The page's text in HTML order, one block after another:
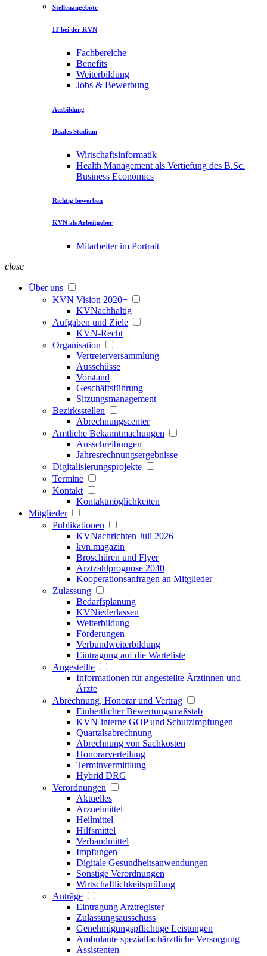
Stellenangebote
IT bei der KVN
Fachbereiche
Benefits
Weiterbildung
Jobs & Bewerbung
Ausbildung
Duales Studium
Wirtschaftsinformatik
Health Management als Vertiefung des B.Sc.
Business Economics
Richtig bewerben
KVN als Arbeitgeber
Mitarbeiter im Portrait
close
Über uns
KVN Vision 2020+
KVNachhaltig
Aufgaben und Ziele
KVN-Recht
Organisation
Vertreterversammlung
Ausschüsse
Vorstand
Geschäftsführung
Sitzungsmanagement
Bezirksstellen
Abrechnungscenter
Amtliche Bekanntmachungen
Ausschreibungen
Jahresrechnungsergebnisse
Digitalisierungsprojekte
Termine
Kontakt
Kontaktmöglichkeiten
Mitglieder
Publikationen
KVNachrichten Juli 2026
kvn.magazin
Broschüren und Flyer
Arztzahlprognose 2040
Kooperationsanfragen an Mitglieder
Zulassung
Bedarfsplanung
KVNiederlassen
Weiterbildung
Förderungen
Verbundweiterbildung
Eintragung auf die Warteliste
Angestellte
Informationen für angestellte Ärztinnen und
Ärzte
Abrechnung, Honorar und Vertrag
Einheitlicher Bewertungsmaßstab
KVN-interne GOP und Schutzimpfungen
Quartalsabrechnung
Abrechnung von Sachkosten
Honorarverteilung
Terminvermittlung
Hybrid DRG
Verordnungen
Aktuelles
Arzneimittel
Heilmittel
Hilfsmittel
Verbandmittel
Impfungen
Digitale Gesundheitsanwendungen
Sonstige Verordnungen
Wirtschaftlichkeitsprüfung
Anträge
Eintragung Arztregister
Zulassungsausschuss
Genehmigungspflichtige Leistungen
Ambulante spezialfachärztliche Versorgung
Assistenten